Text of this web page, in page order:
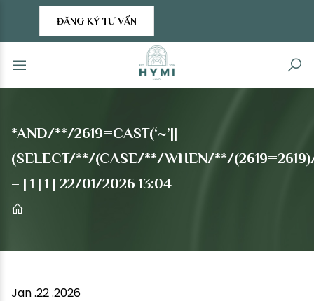
ĐĂNG KÝ TƯ VẤN
*AND/**/2619=CAST(‘~’||
(SELECT/**/(CASE/**/WHEN/**/
– | 1 | 1 | 22/01/2026 13:04
Jan .22 .2026